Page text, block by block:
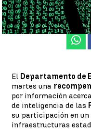
Antena 3 Noticias
Publicado:27 de abril
El Departamento de
martes una
por información
de inteligencia de las
su participación en
infraestructuras